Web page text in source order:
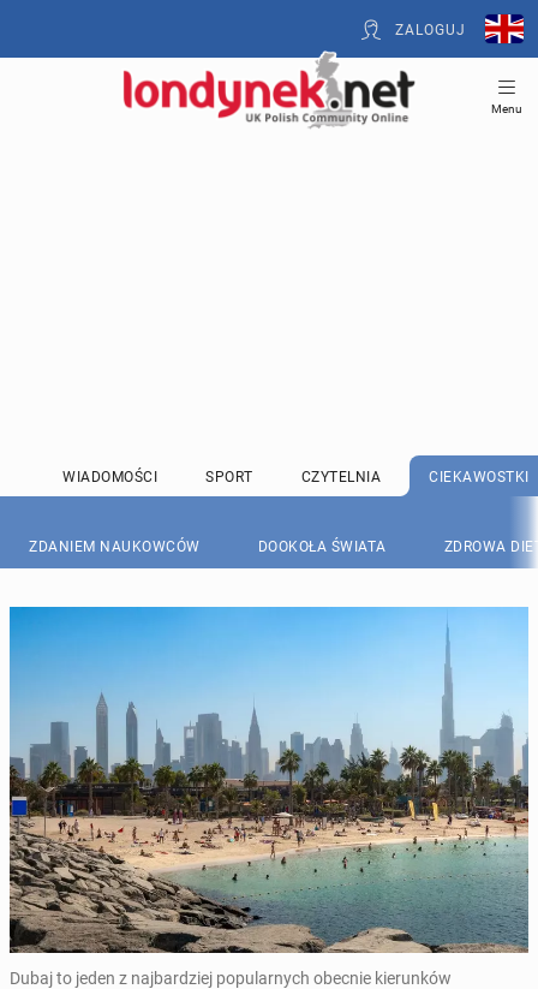
ZALOGUJ
Menu
WIADOMOŚCI SPORT CZYTELNIA CIEKAWOSTKI
ZDANIEM NAUKOWCÓW DOOKOŁA ŚWIATA ZDROWA
Dubaj to jeden z najbardziej popularnych obecnie kierunków